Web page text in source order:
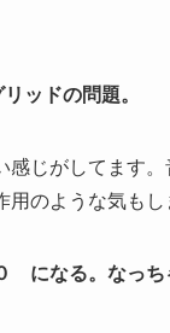
ッドの問題。
じがしてます
のような気もし
なる。なっち